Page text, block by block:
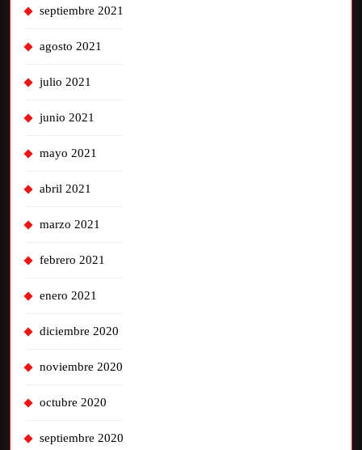
septiembre 2021
agosto 2021
julio 2021
junio 2021
mayo 2021
abril 2021
marzo 2021
febrero 2021
enero 2021
diciembre 2020
noviembre 2020
octubre 2020
septiembre 2020